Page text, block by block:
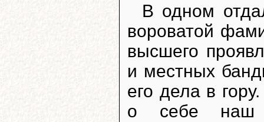
В одном
вороватой
высшего
и местных
его дела в
о себе наш